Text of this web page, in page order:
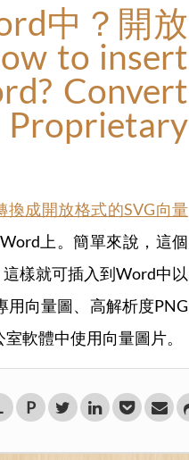
中？開放
to insert
Convert
Proprietary
成開放格式的SVG向量
上。簡單來說，這個
樣就可插入到Word中以
用向量圖、高解析度PNG
軟體中使用向量圖片。
P